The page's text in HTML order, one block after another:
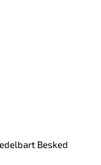
Besked